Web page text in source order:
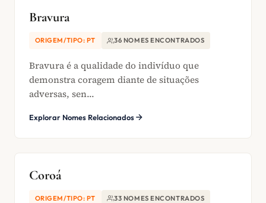
Bravura
ORIGEM/TIPO: PT 36 NOMES ENCONTRADOS
Bravura é a qualidade do indivíduo que
demonstra coragem diante de situações
adversas, sen...
Explorar Nomes Relacionados
Coroá
ORIGEM/TIPO: PT 33 NOMES ENCONTRADOS